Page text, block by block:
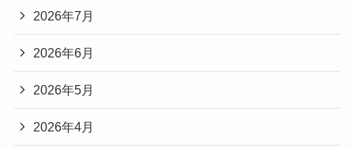
2026年7月
2026年6月
2026年5月
2026年4月